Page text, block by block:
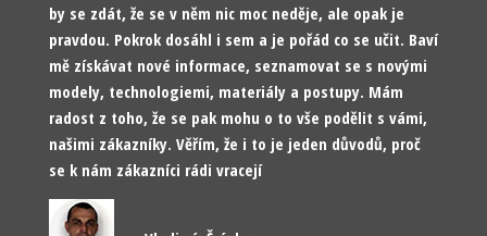
by se zdát, že se v něm nic moc neděje, ale opak je
pravdou. Pokrok dosáhl i sem a je pořád co se učit. Baví
mě získávat nové informace, seznamovat se s novými
modely, technologiemi, materiály a postupy. Mám
radost z toho, že se pak mohu o to vše podělit s vámi,
našimi zákazníky. Věřím, že i to je jeden důvodů, proč
se k nám zákazníci rádi vracejí